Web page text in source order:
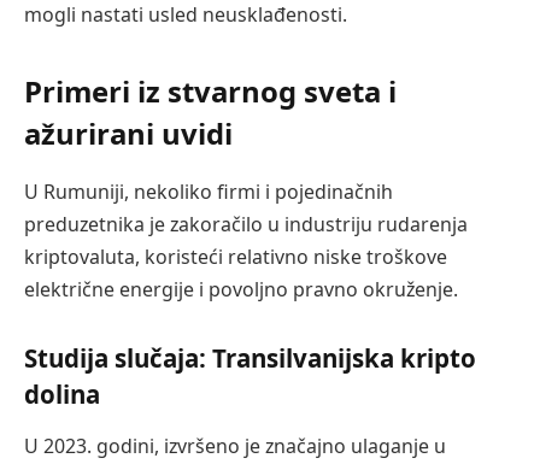
mogli nastati usled neusklađenosti.
Primeri iz stvarnog sveta i
ažurirani uvidi
U Rumuniji, nekoliko firmi i pojedinačnih
preduzetnika je zakoračilo u industriju rudarenja
kriptovaluta, koristeći relativno niske troškove
električne energije i povoljno pravno okruženje.
Studija slučaja: Transilvanijska kripto
dolina
U 2023. godini, izvršeno je značajno ulaganje u